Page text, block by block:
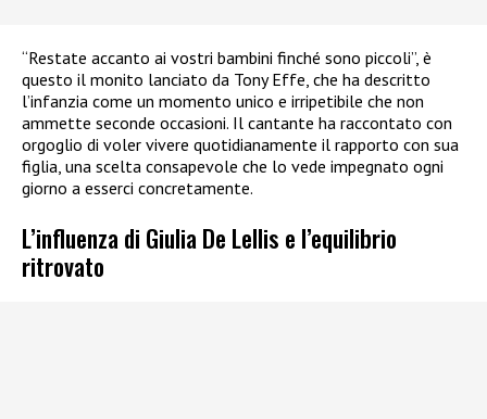
“Restate accanto ai vostri bambini finché sono piccoli”, è
questo il monito lanciato da Tony Effe, che ha descritto
l’infanzia come un momento unico e irripetibile che non
ammette seconde occasioni. Il cantante ha raccontato con
orgoglio di voler vivere quotidianamente il rapporto con sua
figlia, una scelta consapevole che lo vede impegnato ogni
giorno a esserci concretamente.
L’influenza di Giulia De Lellis e l’equilibrio
ritrovato